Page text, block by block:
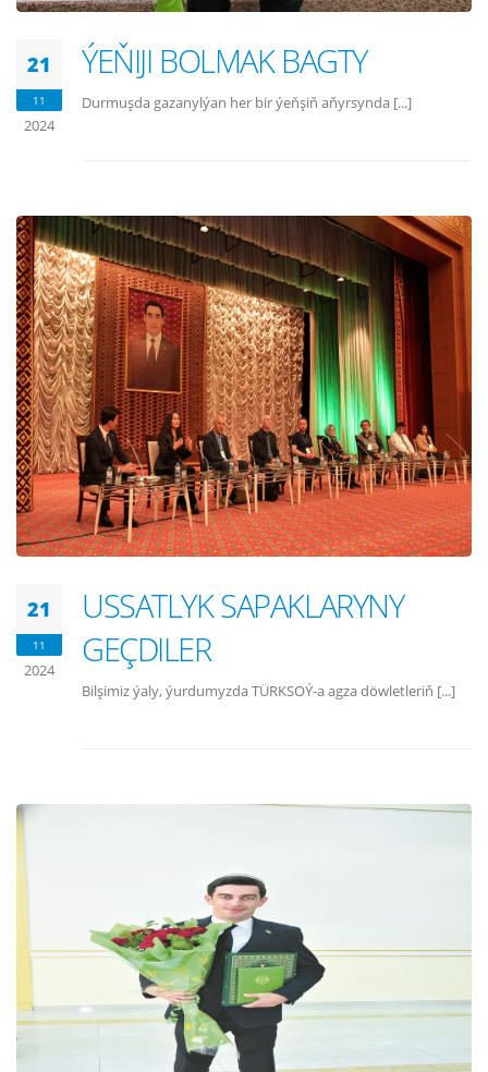
21
11
2024
ÝEŇIJI BOLMAK BAGTY
Durmuşda gazanylýan her bir ýeňşiň aňyrsynda [...]
21
11
2024
USSATLYK SAPAKLARYNY
GEÇDILER
Bilşimiz ýaly, ýurdumyzda TÜRKSOÝ-a agza döwletleriň [...]